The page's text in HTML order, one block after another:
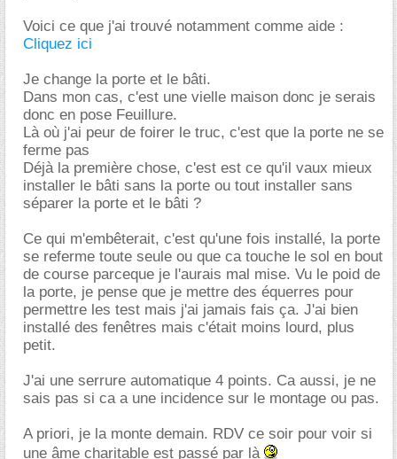
Voici ce que j'ai trouvé notamment comme aide :
Cliquez ici
Je change la porte et le bâti.
Dans mon cas, c'est une vielle maison donc je serais
donc en pose Feuillure.
Là où j'ai peur de foirer le truc, c'est que la porte ne se
ferme pas
Déjà la première chose, c'est est ce qu'il vaux mieux
installer le bâti sans la porte ou tout installer sans
séparer la porte et le bâti ?
Ce qui m'embêterait, c'est qu'une fois installé, la porte
se referme toute seule ou que ca touche le sol en bout
de course parceque je l'aurais mal mise. Vu le poid de
la porte, je pense que je mettre des équerres pour
permettre les test mais j'ai jamais fais ça. J'ai bien
installé des fenêtres mais c'était moins lourd, plus
petit.
J'ai une serrure automatique 4 points. Ca aussi, je ne
sais pas si ca a une incidence sur le montage ou pas.
A priori, je la monte demain. RDV ce soir pour voir si
une âme charitable est passé par là